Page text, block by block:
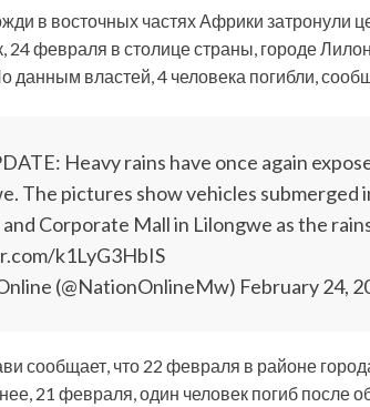
в восточных частях Африки затронули
24 февраля в столице страны, городе
данным властей, 4 человека погибли,
Heavy rains have once again
The pictures show vehicles submerged
Corporate Mall in Lilongwe as the
k1LyG3HbIS
(@NationOnlineMw) February 24,
сообщает, что 22 февраля в районе
21 февраля, один человек погиб после